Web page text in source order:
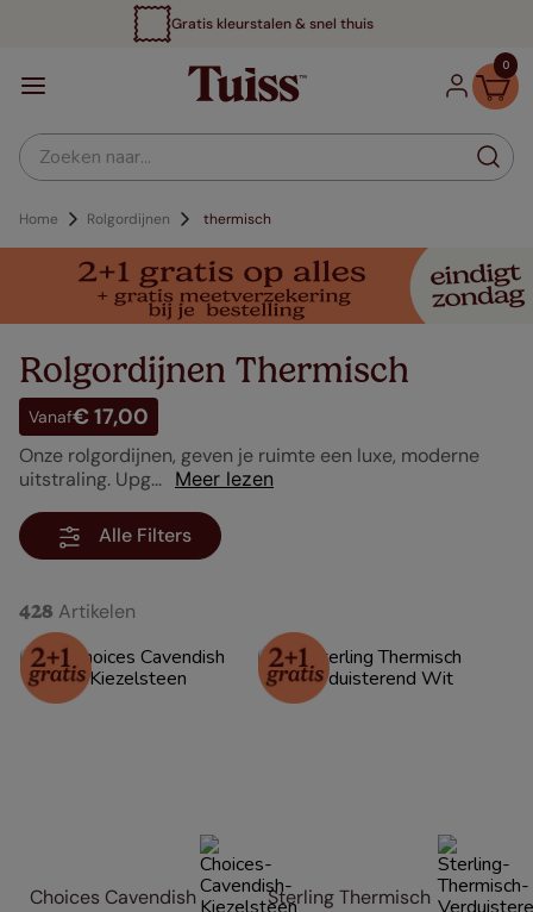
0
Zoeken naar...
Rolgordijnen thermisch
Rolgordijnen Thermisch
Vanaf€ 17,00
Onze rolgordijnen, geven je ruimte een luxe, moderne
uitstraling. Upg... Meer lezen
Alle Filters
428 Artikelen
Choices Cavendish
Sterling Thermisch